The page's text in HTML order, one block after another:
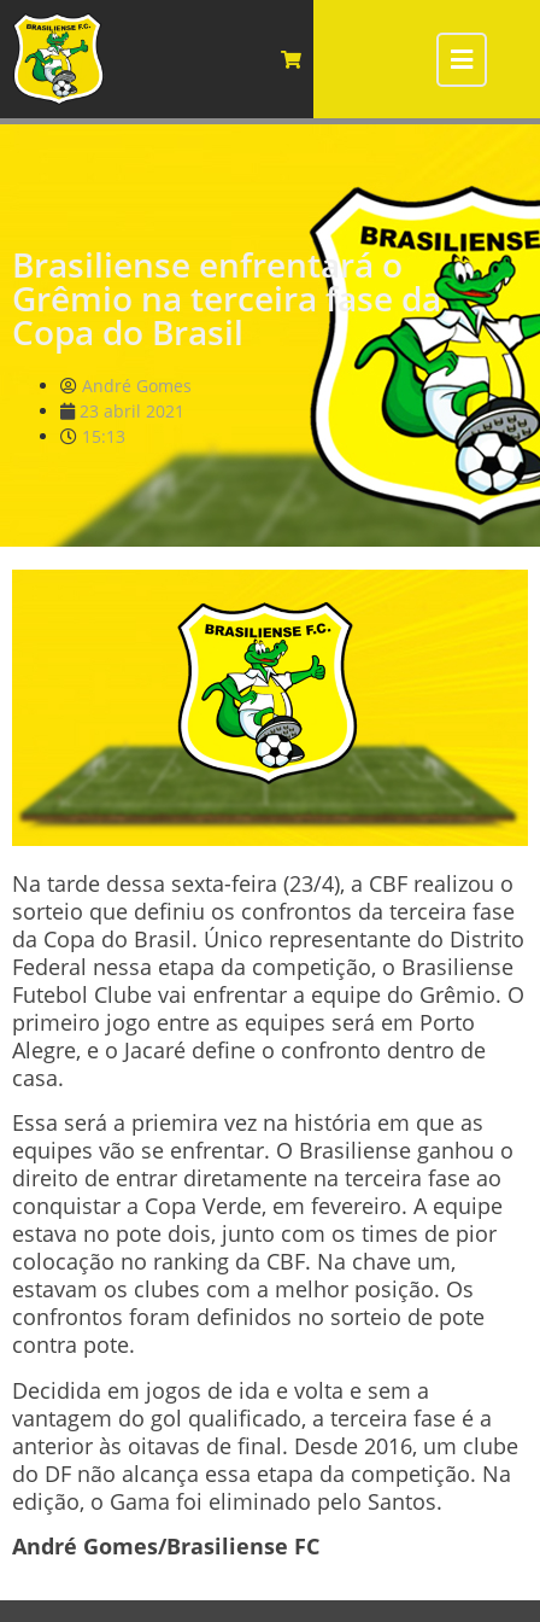
Brasiliense enfrentará o
Grêmio na terceira fase da
Copa do Brasil
André Gomes
23 abril 2021
15:13
Na tarde dessa sexta-feira (23/4), a CBF realizou o
sorteio que definiu os confrontos da terceira fase
da Copa do Brasil. Único representante do Distrito
Federal nessa etapa da competição, o Brasiliense
Futebol Clube vai enfrentar a equipe do Grêmio. O
primeiro jogo entre as equipes será em Porto
Alegre, e o Jacaré define o confronto dentro de
casa.
Essa será a priemira vez na história em que as
equipes vão se enfrentar. O Brasiliense ganhou o
direito de entrar diretamente na terceira fase ao
conquistar a Copa Verde, em fevereiro. A equipe
estava no pote dois, junto com os times de pior
colocação no ranking da CBF. Na chave um,
estavam os clubes com a melhor posição. Os
confrontos foram definidos no sorteio de pote
contra pote.
Decidida em jogos de ida e volta e sem a
vantagem do gol qualificado, a terceira fase é a
anterior às oitavas de final. Desde 2016, um clube
do DF não alcança essa etapa da competição. Na
edição, o Gama foi eliminado pelo Santos.
André Gomes/Brasiliense FC